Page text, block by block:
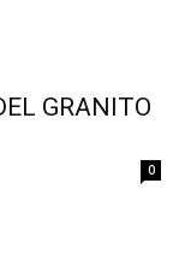
GRANITO
0